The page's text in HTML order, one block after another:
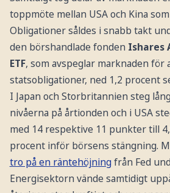
toppmöte mellan USA och Kina som
Obligationer såldes i snabb takt
den börshandlade fonden Ishares
ETF, som avspeglar marknaden för
statsobligationer, ned 1,2 procent
I Japan och Storbritannien steg
nivåerna på årtionden och i USA
med 14 respektive 11 punkter till
procent inför börsens stängning.
tro på en räntehöjningfrån Fed
Energisektorn vände samtidigt